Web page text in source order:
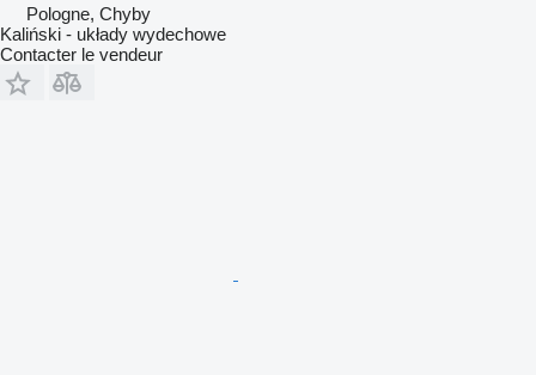
Pologne, Chyby
Kaliński - układy wydechowe
Contacter le vendeur